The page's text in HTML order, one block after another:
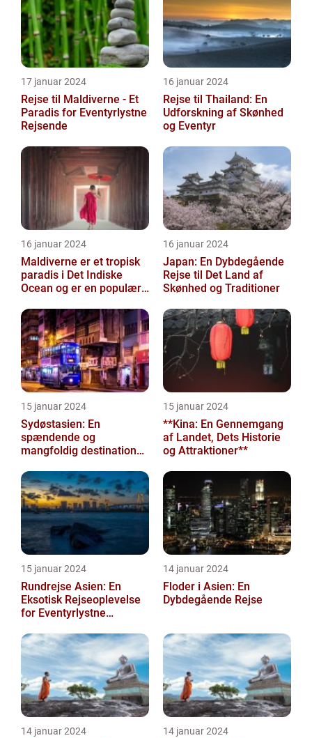
17 januar 2024
Rejse til Maldiverne - Et
Paradis for Eventyrlystne
Rejsende
16 januar 2024
Rejse til Thailand: En
Udforskning af Skønhed
og Eventyr
16 januar 2024
Maldiverne er et tropisk
paradis i Det Indiske
Ocean og er en populær
og ev...
16 januar 2024
Japan: En Dybdegående
Rejse til Det Land af
Skønhed og Traditioner
15 januar 2024
Sydøstasien: En
spændende og
mangfoldig destination
rejsende
15 januar 2024
**Kina: En Gennemgang
af Landet, Dets Historie
og Attraktioner**
15 januar 2024
Rundrejse Asien: En
Eksotisk Rejseoplevelse
for Eventyrlystne
14 januar 2024
Floder i Asien: En
Dybdegående Rejse
14 januar 2024 14 januar 2024